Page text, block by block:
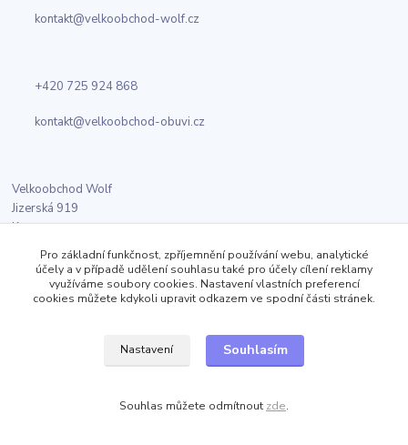
kontakt@velkoobchod-wolf.cz
+420 725 924 868
kontakt@velkoobchod-obuvi.cz
Velkoobchod Wolf
Jizerská 919
Kosmonosy
Sledujte nás
Facebook
Pro základní funkčnost, zpříjemnění používání webu, analytické
účely a v případě udělení souhlasu také pro účely cílení reklamy
využíváme soubory cookies. Nastavení vlastních preferencí
cookies můžete kdykoli upravit odkazem ve spodní části stránek.
Nastavení Souhlasím
Souhlas můžete odmítnout zde.